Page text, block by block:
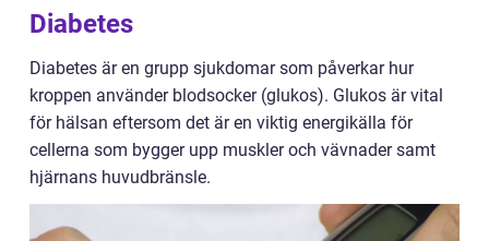
Diabetes
Diabetes är en grupp sjukdomar som påverkar hur
kroppen använder blodsocker (glukos). Glukos är vital
för hälsan eftersom det är en viktig energikälla för
cellerna som bygger upp muskler och vävnader samt
hjärnans huvudbränsle.